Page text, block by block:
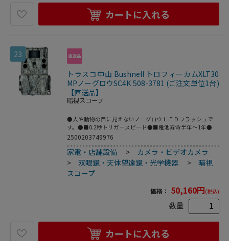
すので、アウトドアでの突然の雨や水辺での使用にも安心で
す。●本体は堅牢な高耐久アルミダイキャストを採用してお
ります。●ラバー外装の採用により、しっかりとグリップす
レンズ寸法(mm)：50●実視界(°)：5●最短合焦距離(m)：
3●幅(mm)：146●奥行(mm)：149●アイレリーフ(mm)：
16●高さ(mm)：60●プリズム：Bak4ダハプリズム、位相差
補正コート、誘電体多層膜●コーティング：フルマルチコー
ト●1000先視界：87.5m●ひとみ径：4.16mm●明るさ：
17.36●明るさ：25●防水：完全防水●アイレリーフ：
16mm●失明の恐れがあるため、絶対に太陽を見ないでくだ
さい。
カートに入れる
23
トラスコ中山 Bushnell トロフィーカムXLT30
MPノーグロウSC4K 508-3781 (ご注文単位1台)
【直送品】
暗視スコープ
●人や動物の目に見えないノーグロウＬＥＤフラッシュで
す。●■0.2秒トリガースピード●■電池寿命半年～1年●■
撮影データはSＤカード保存(最大512ＧＢ使用可)●型式：
30MPノーグロウSC4K●撮影画素数(最大値)：約3000万画素
●動画解像度：最大1920×1080ピクセル●動画解像度：最
大4K(3840×2160ピクセル)●イメージコア：シングル●撮
影画像/形式：静止画(JPG形式) / 動画(MOV形式：5～60秒設
定)●パネル設定：年月日、時刻、気温●フラッシュ：ノー
能：1・2・3・4・5・6枚選択●固定ストラップ(全長約180
ｃｍ)●取扱説明書●純正品検査証●保証書●シリアル番号
2500203749976
家電・店舗設備 > カメラ・ビデオカメラ
>双眼鏡・天体望遠鏡・光学機器 > 暗視
スコープ
価格： 50,160円(税込)
数量
カートに入れる